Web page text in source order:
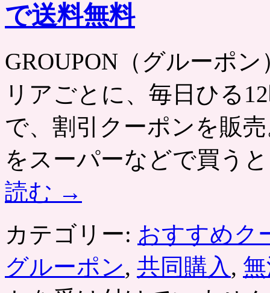
で送料無料
GROUPON（グルーポ
リアごとに、毎日ひる
で、割引クーポンを販
をスーパーなどで買う
読む →
カテゴリー: おすすめク
グルーポン, 共同購入 ,